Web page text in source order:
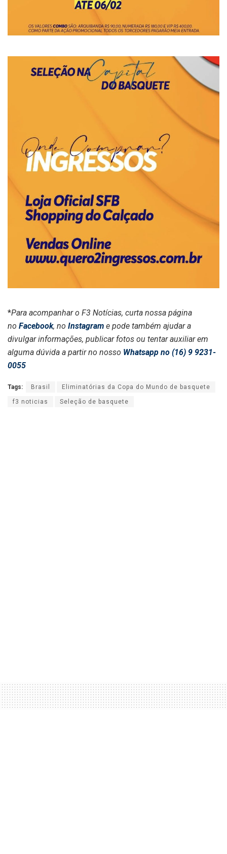
*Para acompanhar o F3 Notícias, curta nossa página
no Facebook, no Instagram e pode também ajudar a
divulgar informações, publicar fotos ou tentar auxiliar em
alguma dúvida a partir no nosso Whatsapp no (16) 9 9231-
0055
Tags: Brasil Eliminatórias da Copa do Mundo de basquete
f3 noticias Seleção de basquete